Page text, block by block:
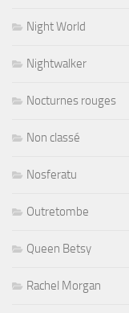
Night World
Nightwalker
Nocturnes rouges
Non classé
Nosferatu
Outretombe
Queen Betsy
Rachel Morgan